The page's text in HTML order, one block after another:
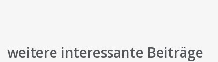
weitere interessante Beiträge